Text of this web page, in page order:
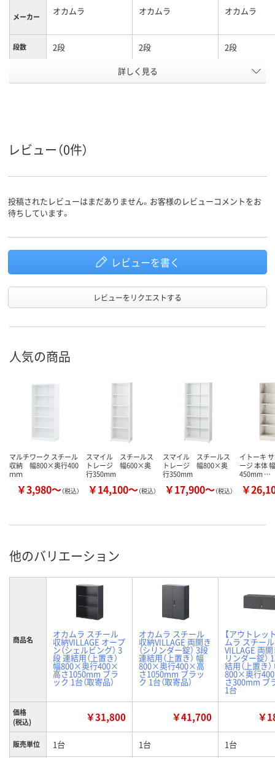
メーカー オカムラ オカムラ オカムラ
段数 2段 2段 2段
オープンタイプ オープンタ
施錠方法 鍵無し
アスクル
スコア
詳しく見る
レビュー（0件）
投稿されたレビューはまだありません。お客様のレビューコメントをお
待ちしています。
レビューを書く
レビューをリクエストする
人気の商品
マルチワーク スチール
収納 幅800×奥行400
ｍｍ
￥3,980～（税込）
スマイル スチールス
トレージ 幅600×奥
行350mm
￥14,100～（税込）
スマイル スチールス
トレージ 幅800×奥
行350mm
￥17,900～（税込）
イトーキ
ージ 本体
450mm …
￥
他のバリエーション
商品名 オカムラ スチール
収納VILLAGE オープ
ン（シェルビング） 3
段 連結用（上置き）
幅800×奥行400×
高さ1050mm ブラ
ック 1台（取寄品）
オカムラ スチール
収納VILLAGE 両開き
（シリンダー錠） 3段
連結用（上置き） 幅
800×奥行400×高
さ1050mm ブラッ
ク 1台（取寄品）
【アウトレッ
ムラ スチー
VILLAGE 両開
リンダー錠）
結用（上置き）
800×奥行
さ300mm ブ
1台
価格
(税込)
￥31,800 ￥41,700 ￥
販売単位 1台 1台 1台